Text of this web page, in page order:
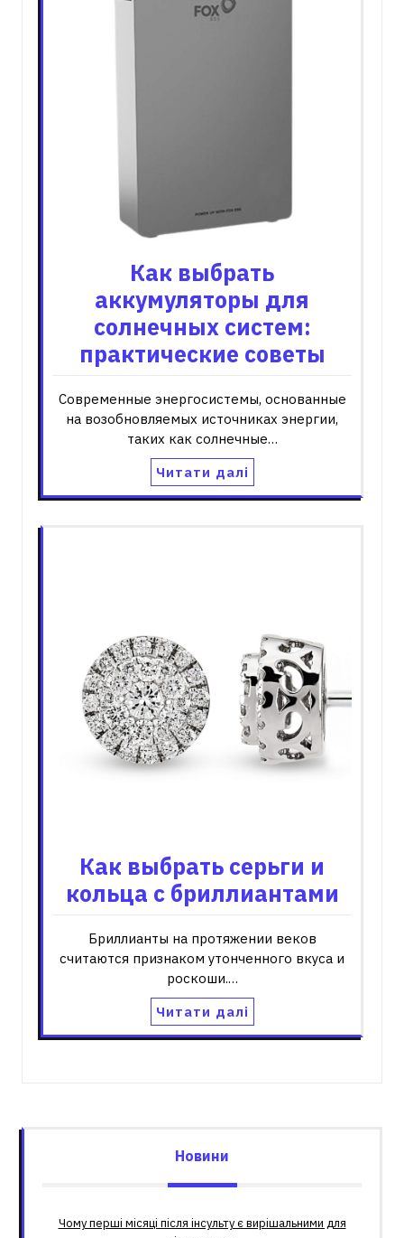
Как выбрать
аккумуляторы для
солнечных систем:
практические советы
Современные энергосистемы, основанные
на возобновляемых источниках энергии,
таких как солнечные…
Читати далі
Как выбрать серьги и
кольца с бриллиантами
Бриллианты на протяжении веков
считаются признаком утонченного вкуса и
роскоши.…
Читати далі
Новини
Чому перші місяці після інсульту є вирішальними для